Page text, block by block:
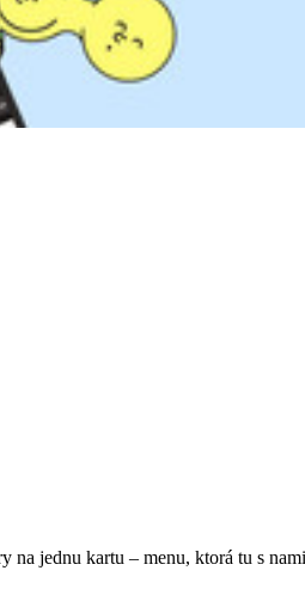
na jednu kartu – menu, ktorá tu s